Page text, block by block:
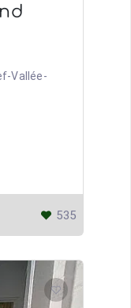
Vallée-
535